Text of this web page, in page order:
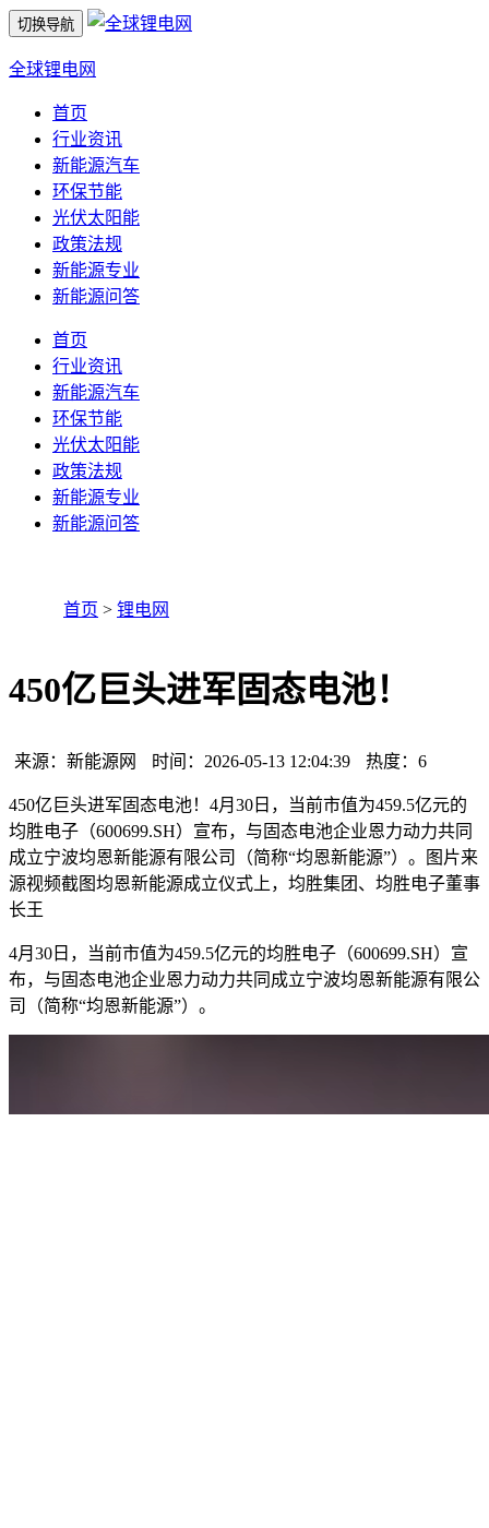
切换导航
全球锂电网
首页
行业资讯
新能源汽车
环保节能
光伏太阳能
政策法规
新能源专业
新能源问答
首页
行业资讯
新能源汽车
环保节能
光伏太阳能
政策法规
新能源专业
新能源问答
首页 > 锂电网
450亿巨头进军固态电池！
来源：新能源网 时间：2026-05-13 12:04:39 热度：6
450亿巨头进军固态电池！4月30日，当前市值为459.5亿元的
均胜电子（600699.SH）宣布，与固态电池企业恩力动力共同
成立宁波均恩新能源有限公司（简称“均恩新能源”）。图片来
源视频截图均恩新能源成立仪式上，均胜集团、均胜电子董事
长王
4月30日，当前市值为459.5亿元的均胜电子（600699.SH）宣
布，与固态电池企业恩力动力共同成立宁波均恩新能源有限公
司（简称“均恩新能源”）。